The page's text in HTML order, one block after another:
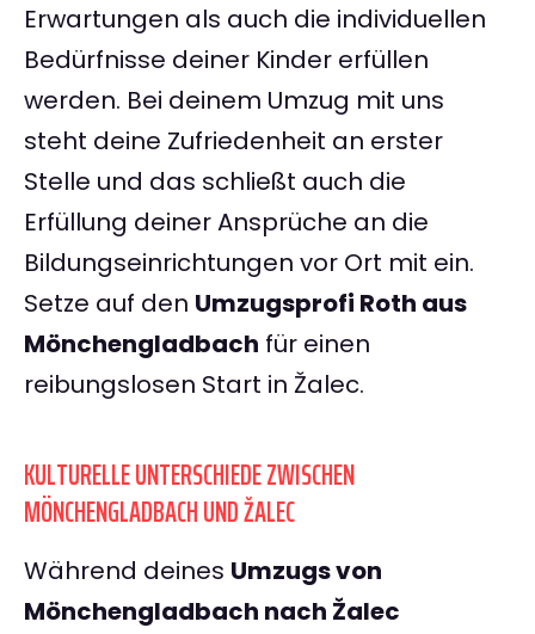
Erwartungen als auch die individuellen
Bedürfnisse deiner Kinder erfüllen
werden. Bei deinem Umzug mit uns
steht deine Zufriedenheit an erster
Stelle und das schließt auch die
Erfüllung deiner Ansprüche an die
Bildungseinrichtungen vor Ort mit ein.
Setze auf den Umzugsprofi Roth aus
Mönchengladbach für einen
reibungslosen Start in Žalec.
KULTURELLE UNTERSCHIEDE ZWISCHEN
MÖNCHENGLADBACH UND ŽALEC
Während deines Umzugs von
Mönchengladbach nach Žalec